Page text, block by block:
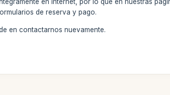
de reserva y pago.
en contactarnos nuevamente.